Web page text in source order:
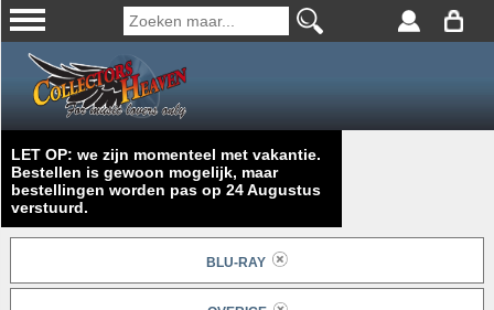
LET OP: we zijn momenteel met vakantie.
Bestellen is gewoon mogelijk, maar
bestellingen worden pas op 24 Augustus
verstuurd.
BLU-RAY